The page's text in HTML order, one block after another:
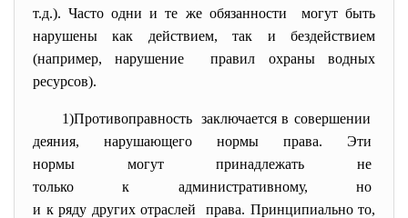
т.д.). Часто одни и те же обязанности могут быть
нарушены как действием, так и бездействием
(например, нарушение правил охраны водных
ресурсов).
1)Противоправность заключается в совершении
деяния, нарушающего нормы права. Эти
нормы могут принадлежать не
только к административному, но
и к ряду других отраслей права. Принципиально то,